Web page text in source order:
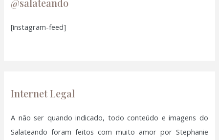
s
r
[instagram-feed]
Internet Legal
A não ser quando indicado, todo conteúdo e imagens do
Salateando foram feitos com muito amor por Stephanie